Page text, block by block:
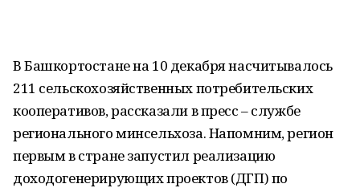
В Башкортостане на 10 декабря насчитывалось
211 сельскохозяйственных потребительских
кооперативов, рассказали в пресс – службе
регионального минсельхоза. Напомним, регион
первым в стране запустил реализацию
доходогенерирующих проектов (ДГП) по